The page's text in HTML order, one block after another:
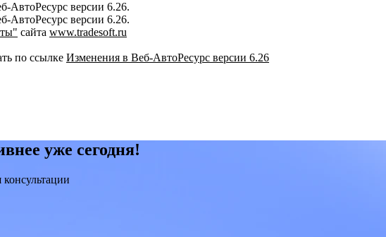
АвтоРесурс версии 6.26.
АвтоРесурс версии 6.26.
сайта www.tradesoft.ru
по ссылке Изменения в Веб-АвтоРесурс версии 6.26
уже сегодня!